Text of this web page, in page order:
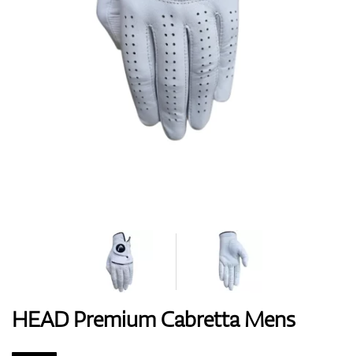
Handschuhe
Schuhe
HEAD Premium Cabretta Mens